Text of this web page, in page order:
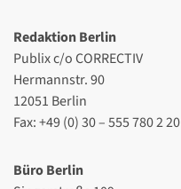
Redaktion Berlin
Publix c/o CORRECTIV
Hermannstr. 90
12051 Berlin
Fax: +49 (0) 30 – 555 780 2 20
Büro Berlin